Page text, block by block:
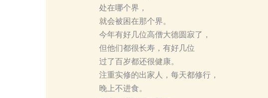
处在哪个界，
就会被困在那个界。
今年有好几位高僧大德圆寂了，
但他们都很长寿，有好几位
过了百岁都还很健康。
注重实修的出家人，每天都修行，
晚上不进食。